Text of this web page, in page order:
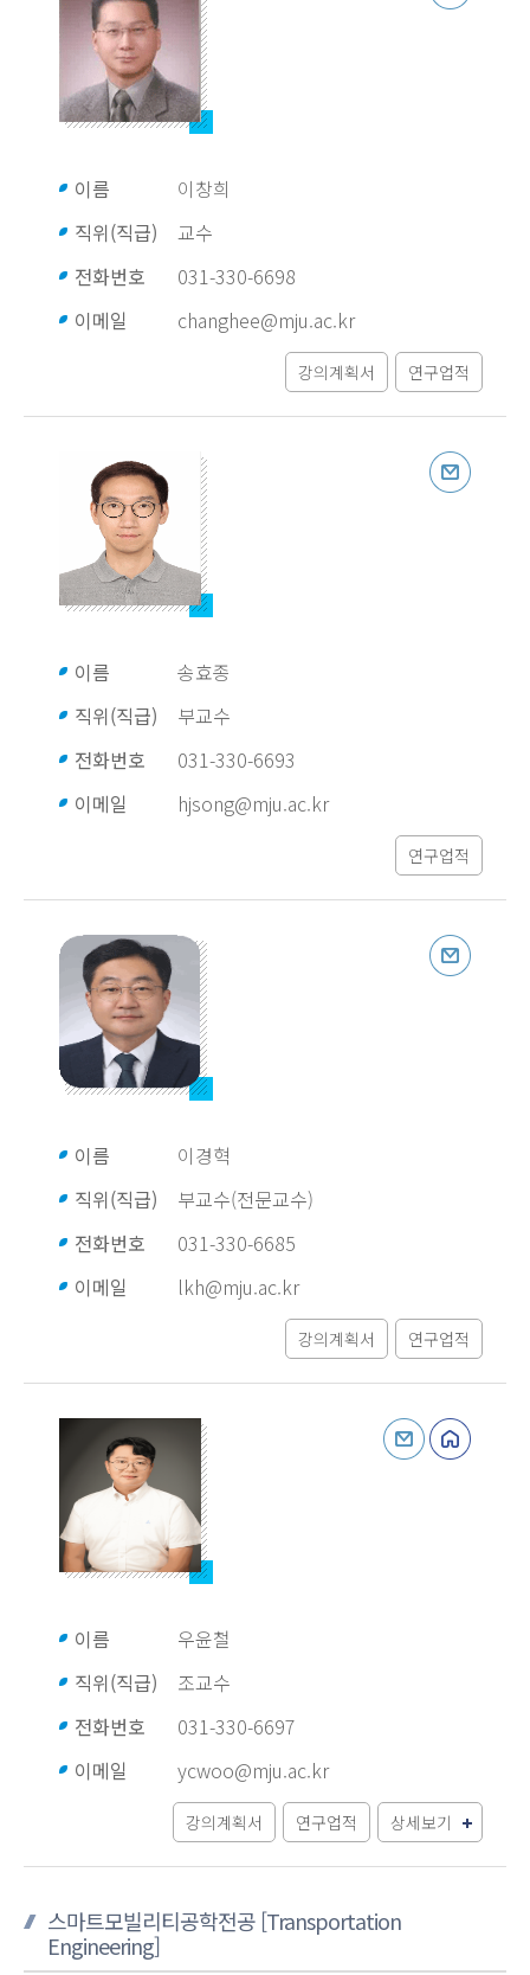
이름
이창희
직위(직급)
교수
전화번호
031-330-6698
이메일
changhee@mju.ac.kr
강의계획서 연구업적
이름
송효종
직위(직급)
부교수
전화번호
031-330-6693
이메일
hjsong@mju.ac.kr
연구업적
이름
이경혁
직위(직급)
부교수(전문교수)
전화번호
031-330-6685
이메일
lkh@mju.ac.kr
강의계획서 연구업적
이름
우윤철
직위(직급)
조교수
전화번호
031-330-6697
이메일
ycwoo@mju.ac.kr
강의계획서 연구업적 상세보기
스마트모빌리티공학전공 [Transportation
Engineering]